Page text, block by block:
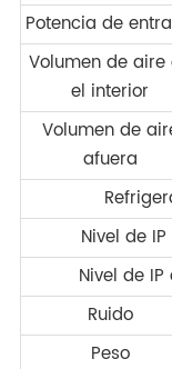
Potencia de
Volumen de aire
el interior
Volumen de
afuera
Nivel de
Nivel de IP
Ruido
Peso